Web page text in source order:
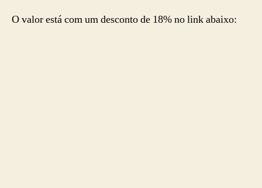
O valor está com um desconto de 18% no link abaixo: